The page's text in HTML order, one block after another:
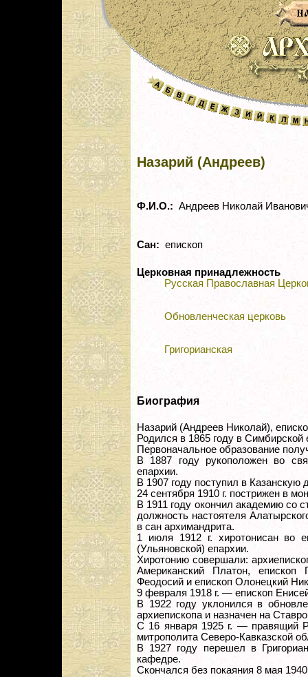
Назарий (Андреев)
Ф.И.О.: Андреев Николай
Сан: епископ
Церковная принадлежность
Русская Православная
Обновленческая церковь
Григорианская
Биография
Назарий (Андреев Николай),
Родился в 1865 году в Симбирской
Первоначальное образование
В 1887 году рукоположен во
епархии.
В 1907 году поступил в
24 сентября 1910 г. пострижен в
В 1911 году окончил академию со
должность настоятеля
в сан архимандрита.
1 июля 1912 г. хиротонисан во
(Ульяновской) епархии.
Хиротонию совершали:
Американский Платон, епископ
Феодосий и епископ Олонецкий
9 февраля 1918 г. — епископ
В 1922 году уклонился в
архиепископа и назначен на
С 16 января 1925 г. — правящий
митрополита Северо-Кавказской
В 1927 году перешел в
кафедре.
Скончался без покаяния 8 мая 1940